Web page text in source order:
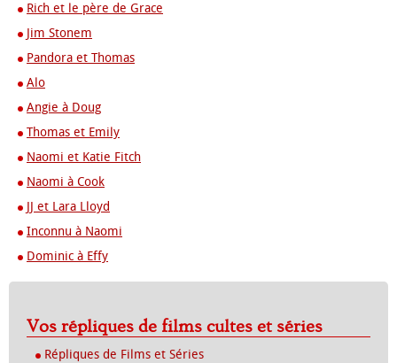
Rich et le père de Grace
Jim Stonem
Pandora et Thomas
Alo
Angie à Doug
Thomas et Emily
Naomi et Katie Fitch
Naomi à Cook
JJ et Lara Lloyd
Inconnu à Naomi
Dominic à Effy
Vos répliques de films cultes et séries
Répliques de Films et Séries